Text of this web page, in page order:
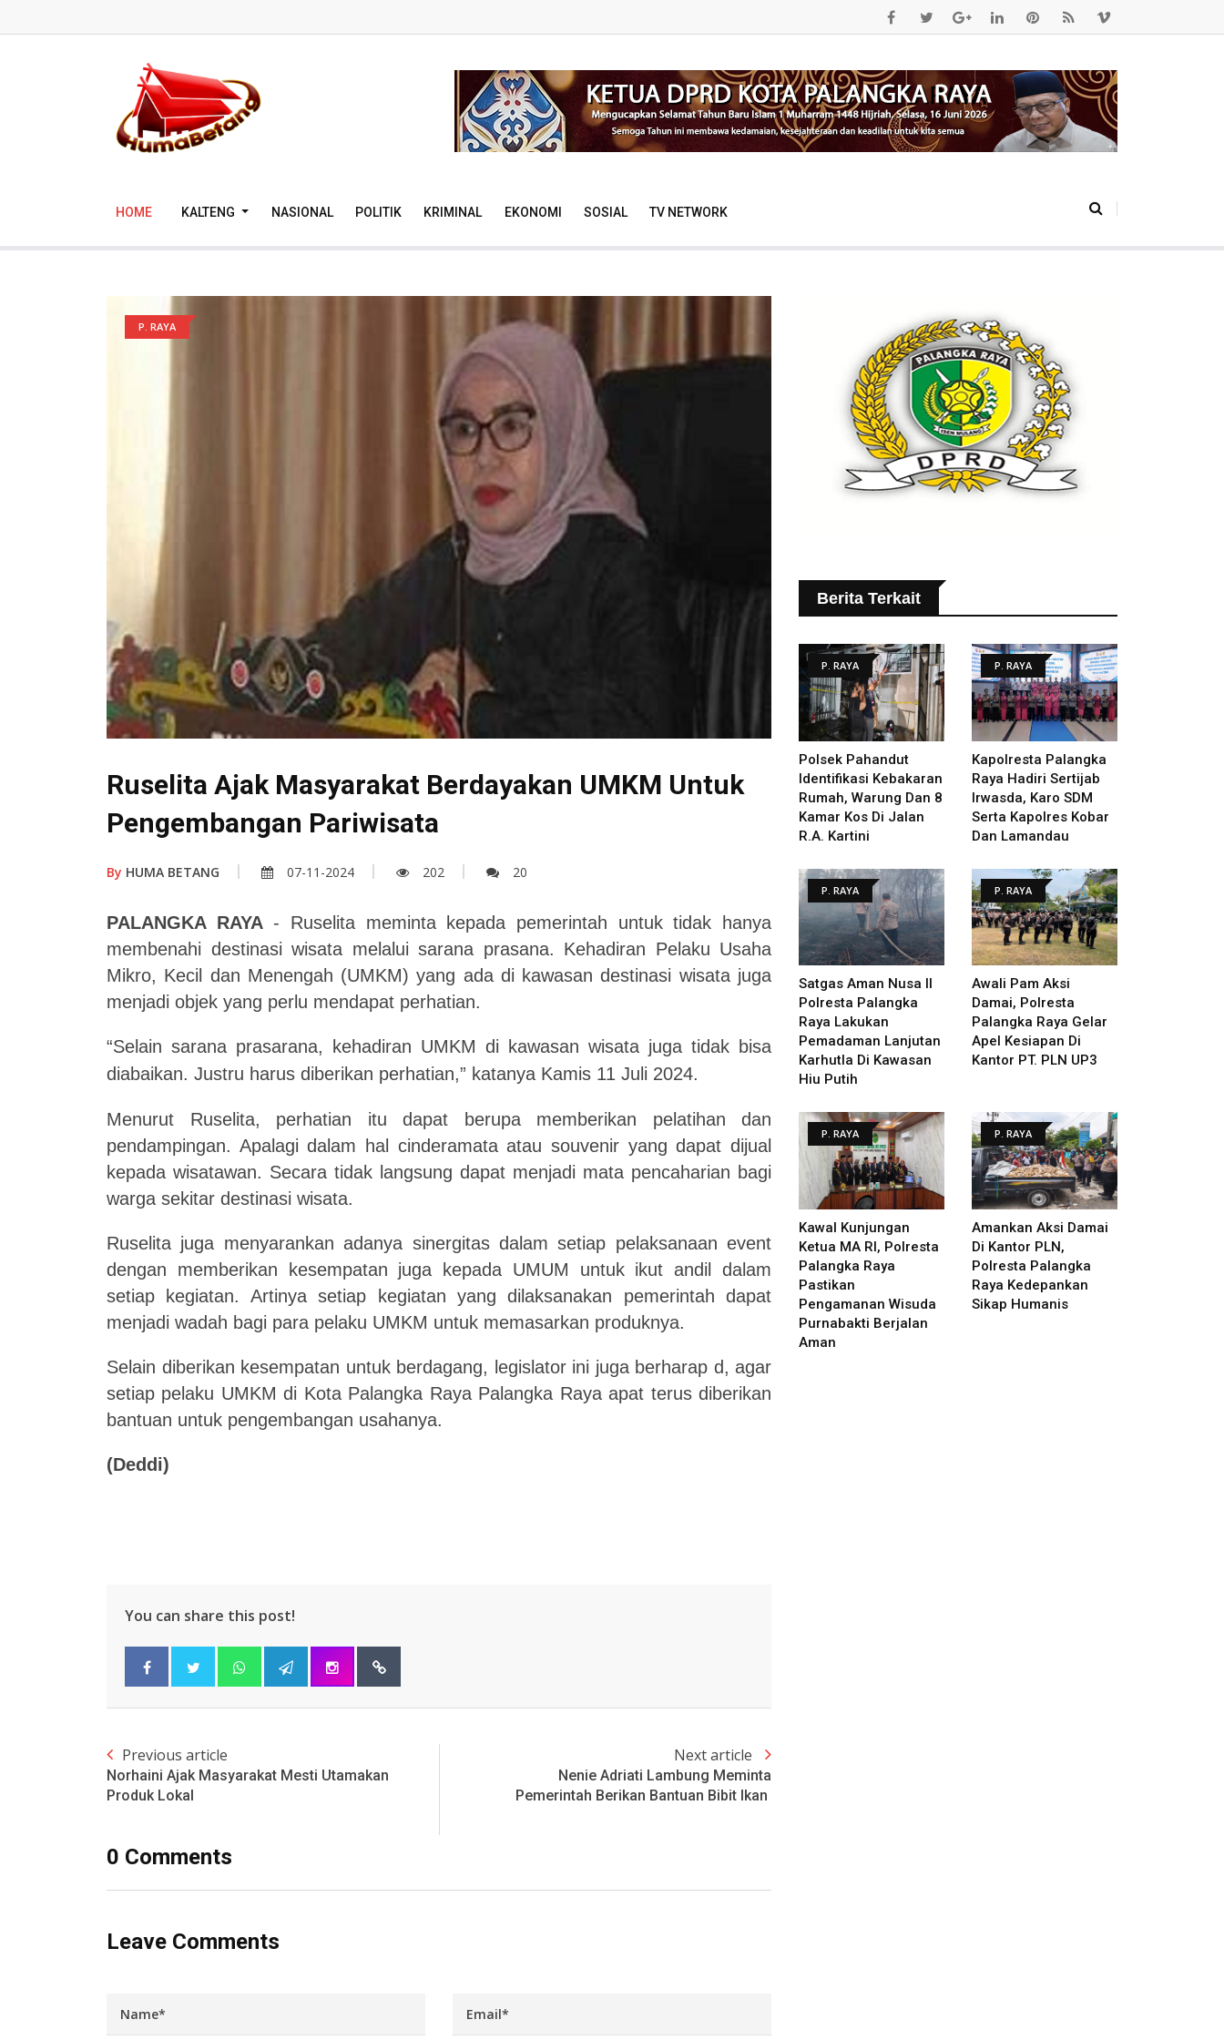
HOME KALTENG NASIONAL POLITIK KRIMINAL EKONOMI SOSIAL TV NETWORK
P. RAYA
Ruselita Ajak Masyarakat Berdayakan UMKM Untuk
Pengembangan Pariwisata
By HUMA BETANG 07-11-2024 202 20
PALANGKA RAYA- Ruselita meminta kepada pemerintah untuk tidak hanya
membenahi destinasi wisata melalui sarana prasana. Kehadiran Pelaku Usaha
Mikro, Kecil dan Menengah (UMKM) yang ada di kawasan destinasi wisata juga
menjadi objek yang perlu mendapat perhatian.
“Selain sarana prasarana, kehadiran UMKM di kawasan wisata juga tidak bisa
diabaikan. Justru harus diberikan perhatian,” katanya Kamis 11 Juli 2024.
Menurut Ruselita, perhatian itu dapat berupa memberikan pelatihan dan
pendampingan. Apalagi dalam hal cinderamata atau souvenir yang dapat dijual
kepada wisatawan. Secara tidak langsung dapat menjadi mata pencaharian bagi
warga sekitar destinasi wisata.
Ruselita juga menyarankan adanya sinergitas dalam setiap pelaksanaan event
dengan memberikan kesempatan juga kepada UMUM untuk ikut andil dalam
setiap kegiatan. Artinya setiap kegiatan yang dilaksanakan pemerintah dapat
menjadi wadah bagi para pelaku UMKM untuk memasarkan produknya.
Selain diberikan kesempatan untuk berdagang, legislator ini juga berharap d, agar
setiap pelaku UMKM di Kota Palangka Raya Palangka Raya apat terus diberikan
bantuan untuk pengembangan usahanya.
(Deddi)
You can share this post!
Previous article
Norhaini Ajak Masyarakat Mesti Utamakan
Produk Lokal
Next article
Nenie Adriati Lambung Meminta
Pemerintah Berikan Bantuan Bibit Ikan
0 Comments
Leave Comments
Berita Terkait
P. RAYA
Polsek Pahandut
Identifikasi Kebakaran
Rumah, Warung Dan 8
Kamar Kos Di Jalan
R.A. Kartini
P. RAYA
Kapolresta Palangka
Raya Hadiri Sertijab
Irwasda, Karo SDM
Serta Kapolres Kobar
Dan Lamandau
P. RAYA
Satgas Aman Nusa II
Polresta Palangka
Raya Lakukan
Pemadaman Lanjutan
Karhutla Di Kawasan
Hiu Putih
P. RAYA
Awali Pam Aksi
Damai, Polresta
Palangka Raya Gelar
Apel Kesiapan Di
Kantor PT. PLN UP3
P. RAYA
Kawal Kunjungan
Ketua MA RI, Polresta
Palangka Raya
Pastikan
Pengamanan Wisuda
Purnabakti Berjalan
Aman
P. RAYA
Amankan Aksi Damai
Di Kantor PLN,
Polresta Palangka
Raya Kedepankan
Sikap Humanis